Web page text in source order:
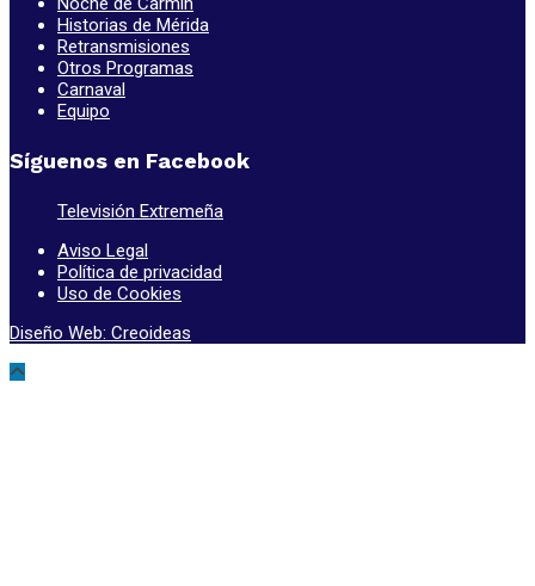
Historias de Mérida
Retransmisiones
Otros Programas
Carnaval
Equipo
Síguenos en Facebook
Televisión Extremeña
Aviso Legal
Política de privacidad
Uso de Cookies
Diseño Web: Creoideas